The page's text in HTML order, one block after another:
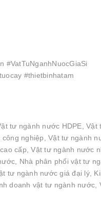
#VatTuNganhNuocGiaSi
#thietbinhatam
tư ngành nước HDPE, Vật
nghiệp, Vật tư ngành
cấp, Vật tư ngành nước
Nhà phân phối vật tư
tư ngành nước giá đại lý,
doanh vật tư ngành nước,